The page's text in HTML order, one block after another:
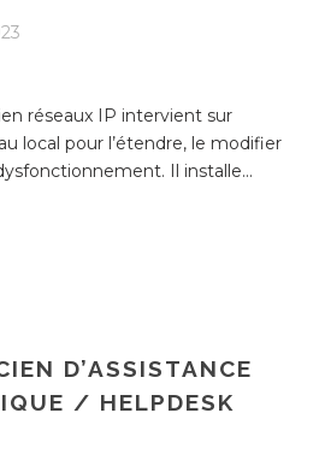
réseaux IP intervient sur
local pour l’étendre, le modifier
Il installe...
D’ASSISTANCE
/ HELPDESK